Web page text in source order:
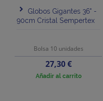
Globos Gigantes 36" -
90cm Cristal Sempertex
Bolsa 10 unidades
Precio
27,30 €
Añadir al carrito